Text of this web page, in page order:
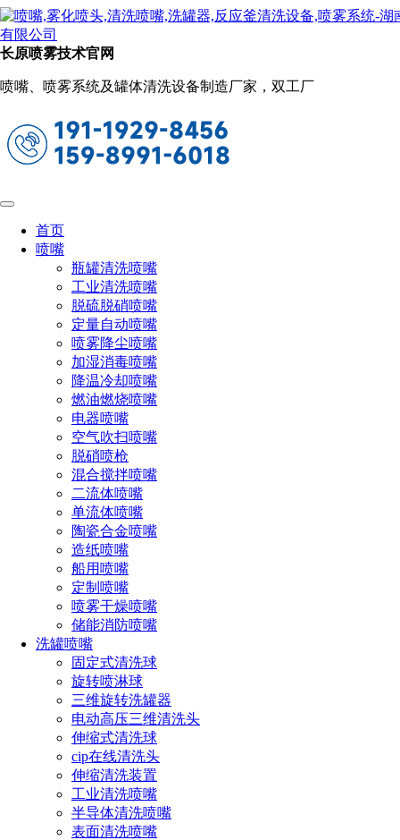
长原喷雾技术官网
喷嘴、喷雾系统及罐体清洗设备制造厂家，双工厂
首页
喷嘴
瓶罐清洗喷嘴
工业清洗喷嘴
脱硫脱硝喷嘴
定量自动喷嘴
喷雾降尘喷嘴
加湿消毒喷嘴
降温冷却喷嘴
燃油燃烧喷嘴
电器喷嘴
空气吹扫喷嘴
脱硝喷枪
混合搅拌喷嘴
二流体喷嘴
单流体喷嘴
陶瓷合金喷嘴
造纸喷嘴
船用喷嘴
定制喷嘴
喷雾干燥喷嘴
储能消防喷嘴
洗罐喷嘴
固定式清洗球
旋转喷淋球
三维旋转洗罐器
电动高压三维清洗头
伸缩式清洗球
cip在线清洗头
伸缩清洗装置
工业清洗喷嘴
半导体清洗喷嘴
表面清洗喷嘴
新闻动态
当前位置：
双流体喷嘴在石油化工中的用途（剖析双
2023-05-19 10:10:19 阅读量：1055
冷却等领域都有重要的应用。接下来，我们将剖析双流体喷嘴
双流体喷嘴由进口口、内腔、出口口和双气动流道组成。
其中，内腔是一个环形结构，贯穿整个喷嘴，可以实现两种不
同的流体混合。进口口是连接混合器和压机的通道，将混合后
的气体推动，使其喷出。
双流体喷嘴喷头的结构设计非常精细，能够达到很高的喷
雾效果。而在石油化工行业，其主要应用是在喷涂方面。这种
喷嘴可以将颗粒分散地喷涂在被处理物品表面上，再经过干
燥、烘烤等一系列工艺后，就能够达到预期的效果。
此外，在油气处理行业中，双流体喷嘴也是非常重要的一
个组成部分。将混合后的液体通过双流体喷嘴进行喷洒，能够
使得石油化工原料等物质更加均匀地分布、渗透，提高反应效
率，从而提高整个生产过程的经济效益。